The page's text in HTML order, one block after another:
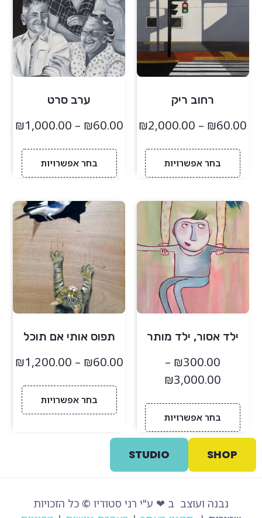
רחוב ריק
₪60.00
–
₪2,000.00
בחר אפשרויות
ערב סרט
₪60.00
–
₪1,000.00
בחר אפשרויות
ילד אסור, ילד מותר
₪300.00
–
₪3,000.00
בחר אפשרויות
תפוס אותי אם תוכל
₪60.00
–
₪1,200.00
בחר אפשרויות
SHOP
STUDIO
נבנה ועוצב ב ❤ ע"י רני סטודיו © כל הזכויות